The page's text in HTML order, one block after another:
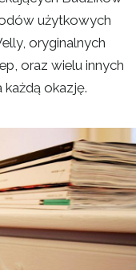
użytkowych
oryginalnych
oraz wielu innych
okazję.